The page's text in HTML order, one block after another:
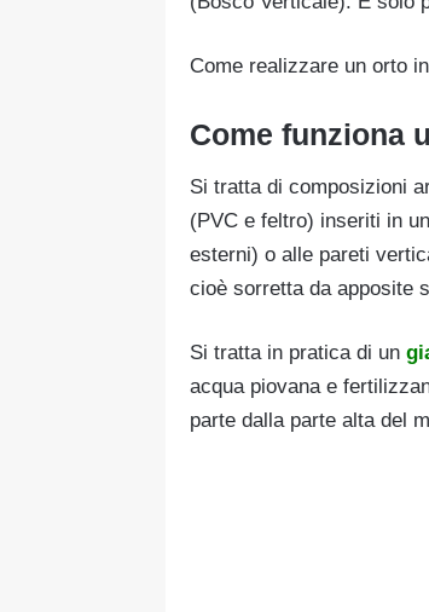
Come realizzare un orto
Come funziona
Si tratta di composizioni
(PVC e feltro) inseriti in
esterni) o alle pareti
cioè sorretta da apposite
Si tratta in pratica di un
acqua piovana e
parte dalla parte alta del